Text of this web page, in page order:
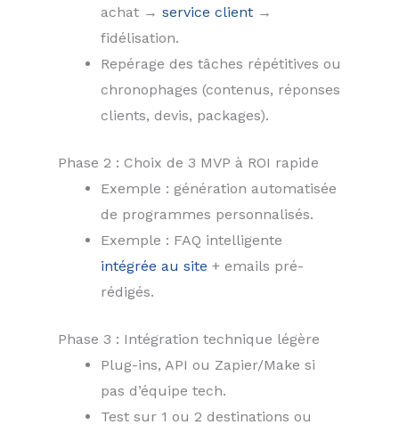
achat → service client →
fidélisation.
Repérage des tâches répétitives ou
chronophages (contenus, réponses
clients, devis, packages).
Phase 2 : Choix de 3 MVP à ROI rapide
Exemple : génération automatisée
de programmes personnalisés.
Exemple : FAQ intelligente
intégrée au site + emails pré-
rédigés.
Phase 3 : Intégration technique légère
Plug-ins, API ou Zapier/Make si
pas d’équipe tech.
Test sur 1 ou 2 destinations ou